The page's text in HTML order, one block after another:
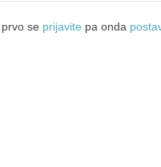
se prijavite pa onda